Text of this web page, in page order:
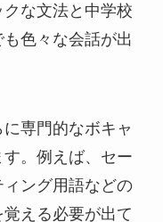
な文法と中学校
色々な会話が出
専門的なボキャ
。例えば、セー
ング用語などの
える必要が出て